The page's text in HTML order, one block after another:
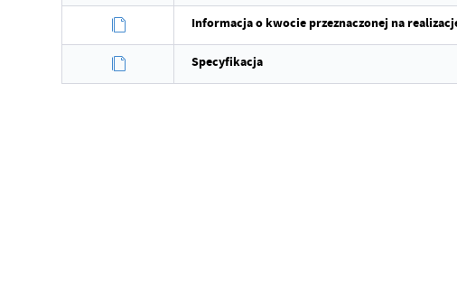
Informacja o kwocie przeznaczonej na
Specyfikacja